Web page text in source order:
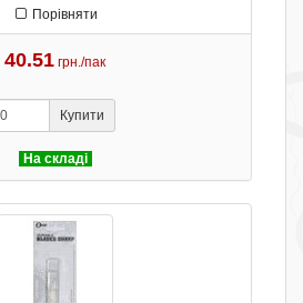
Порівняти
40.51 грн./пак
Купити
На складі